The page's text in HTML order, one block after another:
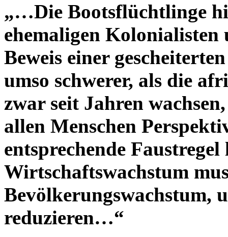
„…Die Bootsflüchtlinge
ehemaligen Kolonialisten
Beweis einer
umso schwerer, als die
zwar seit Jahren
allen Menschen
entsprechende
Wirtschaftswachstum
Bevölkerungswachstum,
reduzieren…“